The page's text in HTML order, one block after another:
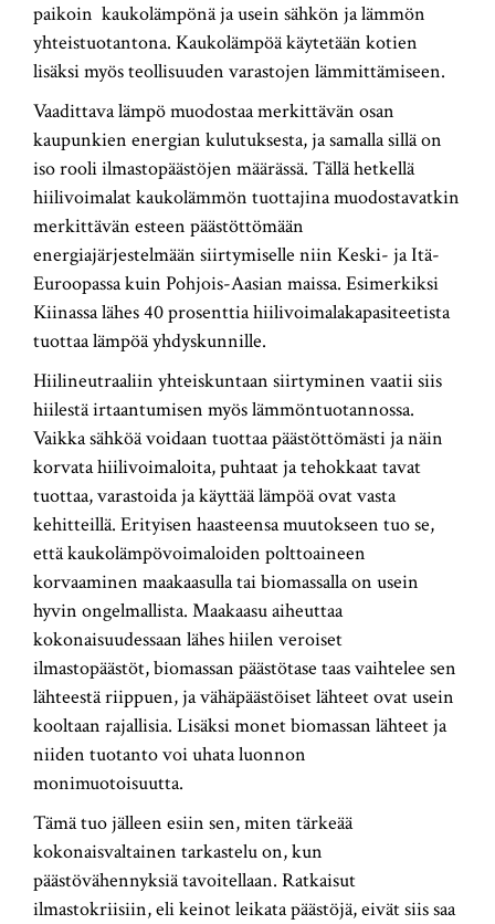
paikoin kaukolämpönä ja usein sähkön ja lämmön
yhteistuotantona. Kaukolämpöä käytetään kotien
lisäksi myös teollisuuden varastojen lämmittämiseen.
Vaadittava lämpö muodostaa merkittävän osan
kaupunkien energian kulutuksesta, ja samalla sillä on
iso rooli ilmastopäästöjen määrässä. Tällä hetkellä
hiilivoimalat kaukolämmön tuottajina muodostavatkin
merkittävän esteen päästöttömään
energiajärjestelmään siirtymiselle niin Keski- ja Itä-
Euroopassa kuin Pohjois-Aasian maissa. Esimerkiksi
Kiinassa lähes 40 prosenttia hiilivoimalakapasiteetista
tuottaa lämpöä yhdyskunnille.
Hiilineutraaliin yhteiskuntaan siirtyminen vaatii siis
hiilestä irtaantumisen myös lämmöntuotannossa.
Vaikka sähköä voidaan tuottaa päästöttömästi ja näin
korvata hiilivoimaloita, puhtaat ja tehokkaat tavat
tuottaa, varastoida ja käyttää lämpöä ovat vasta
kehitteillä. Erityisen haasteensa muutokseen tuo se,
että kaukolämpövoimaloiden polttoaineen
korvaaminen maakaasulla tai biomassalla on usein
hyvin ongelmallista. Maakaasu aiheuttaa
kokonaisuudessaan lähes hiilen veroiset
ilmastopäästöt, biomassan päästötase taas vaihtelee sen
lähteestä riippuen, ja vähäpäästöiset lähteet ovat usein
kooltaan rajallisia. Lisäksi monet biomassan lähteet ja
niiden tuotanto voi uhata luonnon
monimuotoisuutta.
Tämä tuo jälleen esiin sen, miten tärkeää
kokonaisvaltainen tarkastelu on, kun
päästövähennyksiä tavoitellaan. Ratkaisut
ilmastokriisiin, eli keinot leikata päästöjä, eivät siis saa